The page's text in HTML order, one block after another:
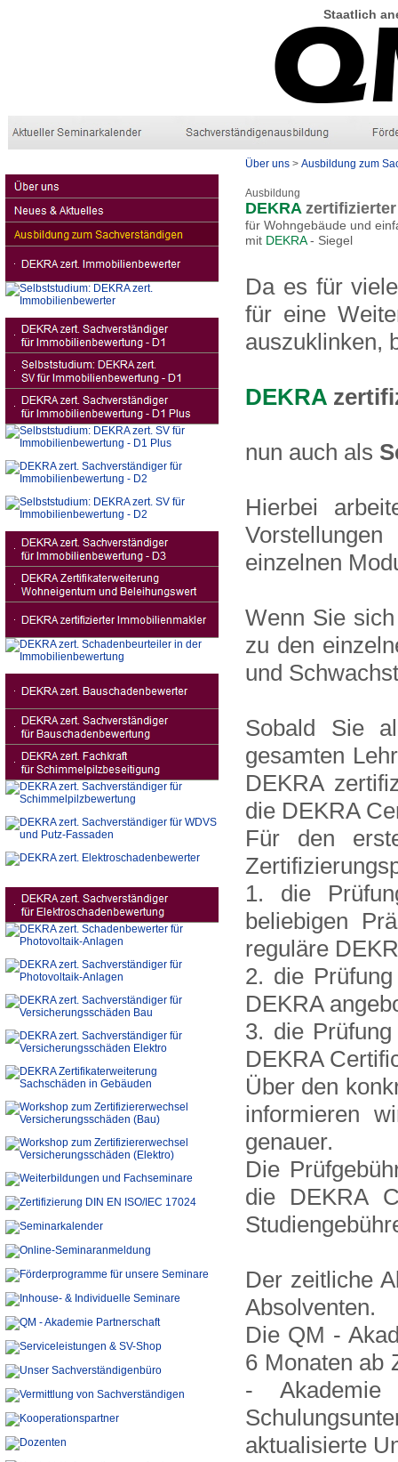
Staatlich
Über uns > Ausbildung zum
Ausbildung
DEKRAzertifizierter
für Wohngebäude und
mit DEKRA- Siegel
Da es für
für eine
auszuklinken,
DEKRA
nun auch als
Hierbei
einzelnen
Wenn Sie
zu den
und
Sobald Sie
gesamten
DEKRA
die DEKRA
Für den
1. die
beliebigen
reguläre
2. die
DEKRA
3. die
DEKRA
Über den
informieren
genauer.
Die
die DEKRA
Der zeitliche
Absolventen.
Die QM -
6 Monaten ab
-
aktualisierte